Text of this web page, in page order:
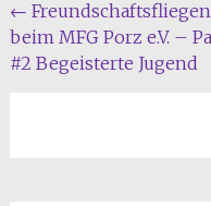
← Freundschaftsfliegen
beim MFG Porz e.V. –
#2 Begeisterte Jugend